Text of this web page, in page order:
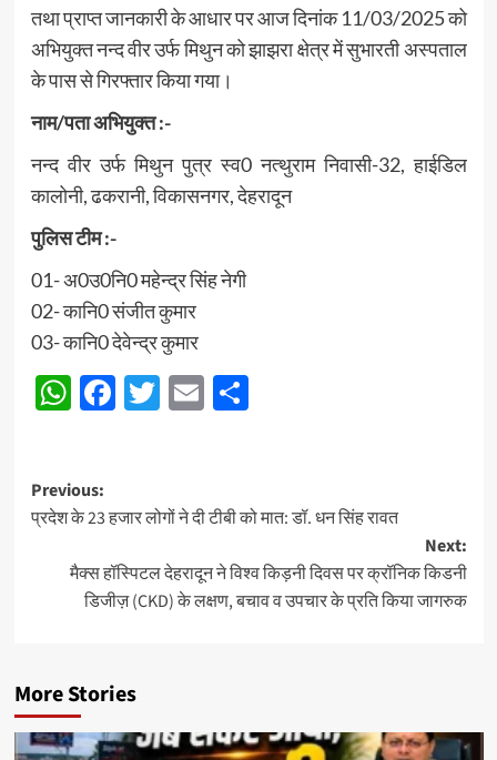
तथा प्राप्त जानकारी के आधार पर आज दिनांक 11/03/2025 को
अभियुक्त नन्द वीर उर्फ मिथुन को झाझरा क्षेत्र में सुभारती अस्पताल
के पास से गिरफ्तार किया गया।
नाम/पता अभियुक्त :-
नन्द वीर उर्फ मिथुन पुत्र स्व0 नत्थुराम निवासी-32, हाईडिल
कालोनी, ढकरानी, विकासनगर, देहरादून
पुलिस टीम :-
01- अ0उ0नि0 महेन्द्र सिंह नेगी
02- कानि0 संजीत कुमार
03- कानि0 देवेन्द्र कुमार
WhatsApp
Facebook
Twitter
EmailShare
Post
navigation
Previous:
प्रदेश के 23 हजार लोगों ने दी टीबी को मात: डॉ. धन सिंह रावत
Next:
मैक्स हॉस्पिटल देहरादून ने विश्व किड़नी दिवस पर क्रॉनिक किडनी
डिजीज़ (CKD) के लक्षण, बचाव व उपचार के प्रति किया जागरुक
More Stories